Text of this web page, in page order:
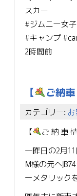
スカー
#ジムニー女
#キャンプ
2時間前
【 ご納
カテゴリー:
【
ご 納 車
一昨日の2月
M様の元へ
ーメタリック